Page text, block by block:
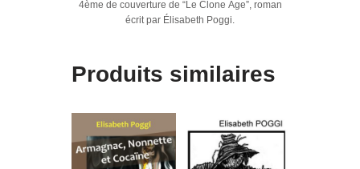
4ème de couverture de “Le Clone Âge”, roman
écrit par Élisabeth Poggi.
Produits similaires